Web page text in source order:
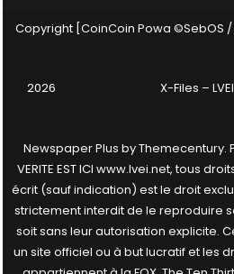
Copyright [CoinCoin Powa ©SebOS /
2026 X-Files –
Newspaper Plus byThemecentury.
VERITE EST ICI www.lvei.net, tous
écrit (sauf indication) est le droit
strictement interdit de le reproduire
soit sans leur autorisation explicite.
un site officiel ou à but lucratif et les